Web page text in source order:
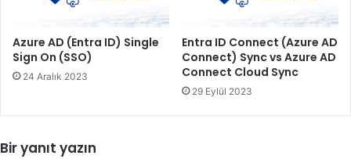
Azure AD (Entra ID) Single
Sign On (SSO)
24 Aralık 2023
Entra ID Connect (Azure AD
Connect) Sync vs Azure AD
Connect Cloud Sync
29 Eylül 2023
Bir yanıt yazın